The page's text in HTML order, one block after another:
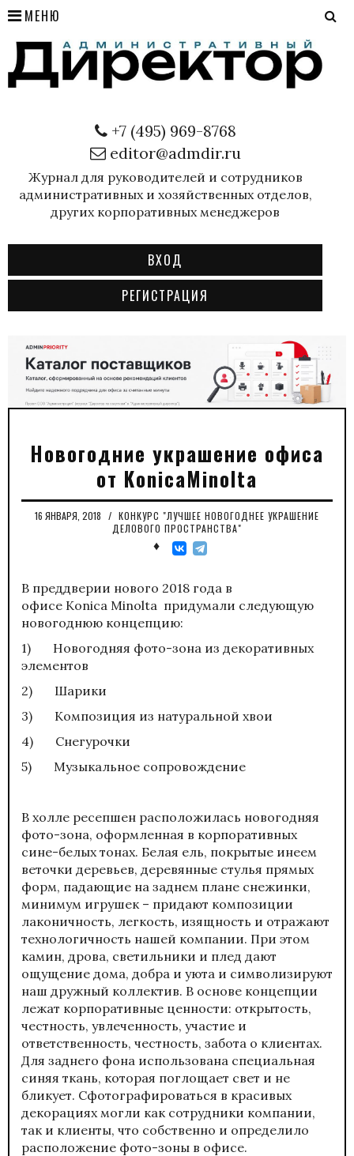
МЕНЮ
+7 (495) 969-8768
editor@admdir.ru
Журнал для руководителей и сотрудников
административных и хозяйственных отделов,
других корпоративных менеджеров
ВХОД
РЕГИСТРАЦИЯ
Новогодние украшение офиса
от KonicaMinolta
16 ЯНВАРЯ, 2018 / КОНКУРС "ЛУЧШЕЕ НОВОГОДНЕЕ УКРАШЕНИЕ
ДЕЛОВОГО ПРОСТРАНСТВА"
♦
В преддверии нового 2018 года в
офисе Konica Minolta придумали следующую
новогоднюю концепцию:
1) Новогодняя фото-зона из декоративных
элементов
2) Шарики
3) Композиция из натуральной хвои
4) Снегурочки
5) Музыкальное сопровождение
В холле ресепшен расположилась новогодняя
фото-зона, оформленная в корпоративных
сине-белых тонах. Белая ель, покрытые инеем
веточки деревьев, деревянные стулья прямых
форм, падающие на заднем плане снежинки,
минимум игрушек – придают композиции
лаконичность, легкость, изящность и отражают
технологичность нашей компании. При этом
камин, дрова, светильники и плед дают
ощущение дома, добра и уюта и символизируют
наш дружный коллектив. В основе концепции
лежат корпоративные ценности: открытость,
честность, увлеченность, участие и
ответственность, честность, забота о клиентах.
Для заднего фона использована специальная
синяя ткань, которая поглощает свет и не
бликует. Сфотографироваться в красивых
декорациях могли как сотрудники компании,
так и клиенты, что собственно и определило
расположение фото-зоны в офисе.